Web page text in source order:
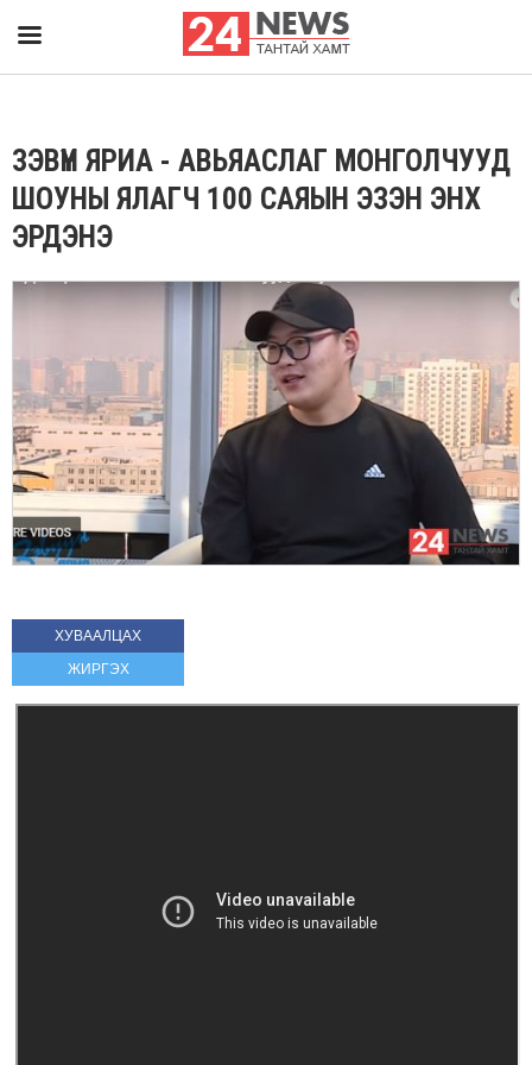
ЗЭВҮҮН ЯРИА - АВЬЯАСЛАГ МОНГОЛЧУУД
ШОУНЫ ЯЛАГЧ 100 САЯЫН ЭЗЭН ЭНХ
ЭРДЭНЭ
ХУВААЛЦАХ
ЖИРГЭХ